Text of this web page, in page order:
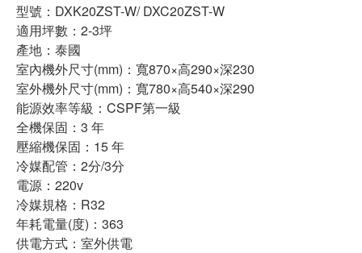
型號：DXK20ZST-W/ DXC20ZST-W
適用坪數：2-3坪
產地：泰國
室內機外尺寸(mm)：寬870×高290×深230
室外機外尺寸(mm)：寬780×高540×深290
能源效率等級：CSPF第一級
全機保固：3 年
壓縮機保固：15 年
冷媒配管：2分/3分
電源：220v
冷媒規格：R32
年耗電量(度)：363
供電方式：室外供電